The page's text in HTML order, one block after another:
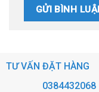
TƯ VẤN ĐẶT HÀNG
0384432068